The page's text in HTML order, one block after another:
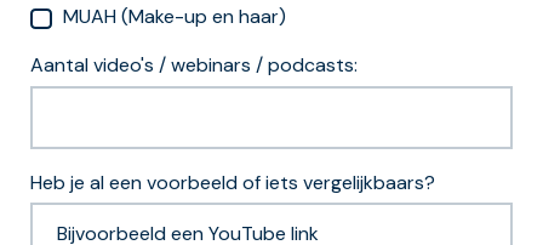
MUAH (Make-up en haar)
Aantal video's / webinars / podcasts:
Heb je al een voorbeeld of iets vergelijkbaars?